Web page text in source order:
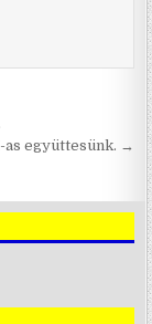
együttesünk. →